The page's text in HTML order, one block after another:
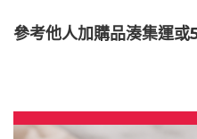
參考他人加購品湊集運